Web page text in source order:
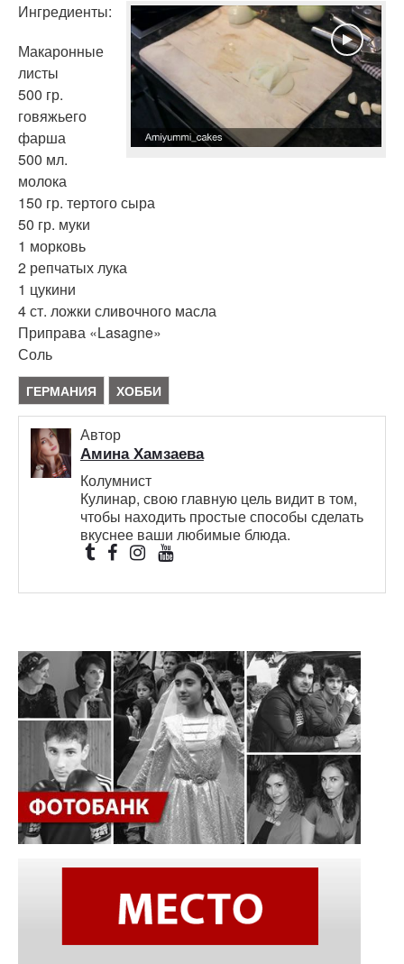
Ингредиенты:
Макаронные
листы
500 гр.
говяжьего
фарша
500 мл.
молока
150 гр. тертого сыра
50 гр. муки
1 морковь
2 репчатых лука
1 цукини
4 ст. ложки сливочного масла
Приправа «Lasagne»
Соль
ГЕРМАНИЯ ХОББИ
Автор
Амина Хамзаева
Колумнист
Кулинар, свою главную цель видит в том,
чтобы находить простые способы сделать
вкуснее ваши любимые блюда.